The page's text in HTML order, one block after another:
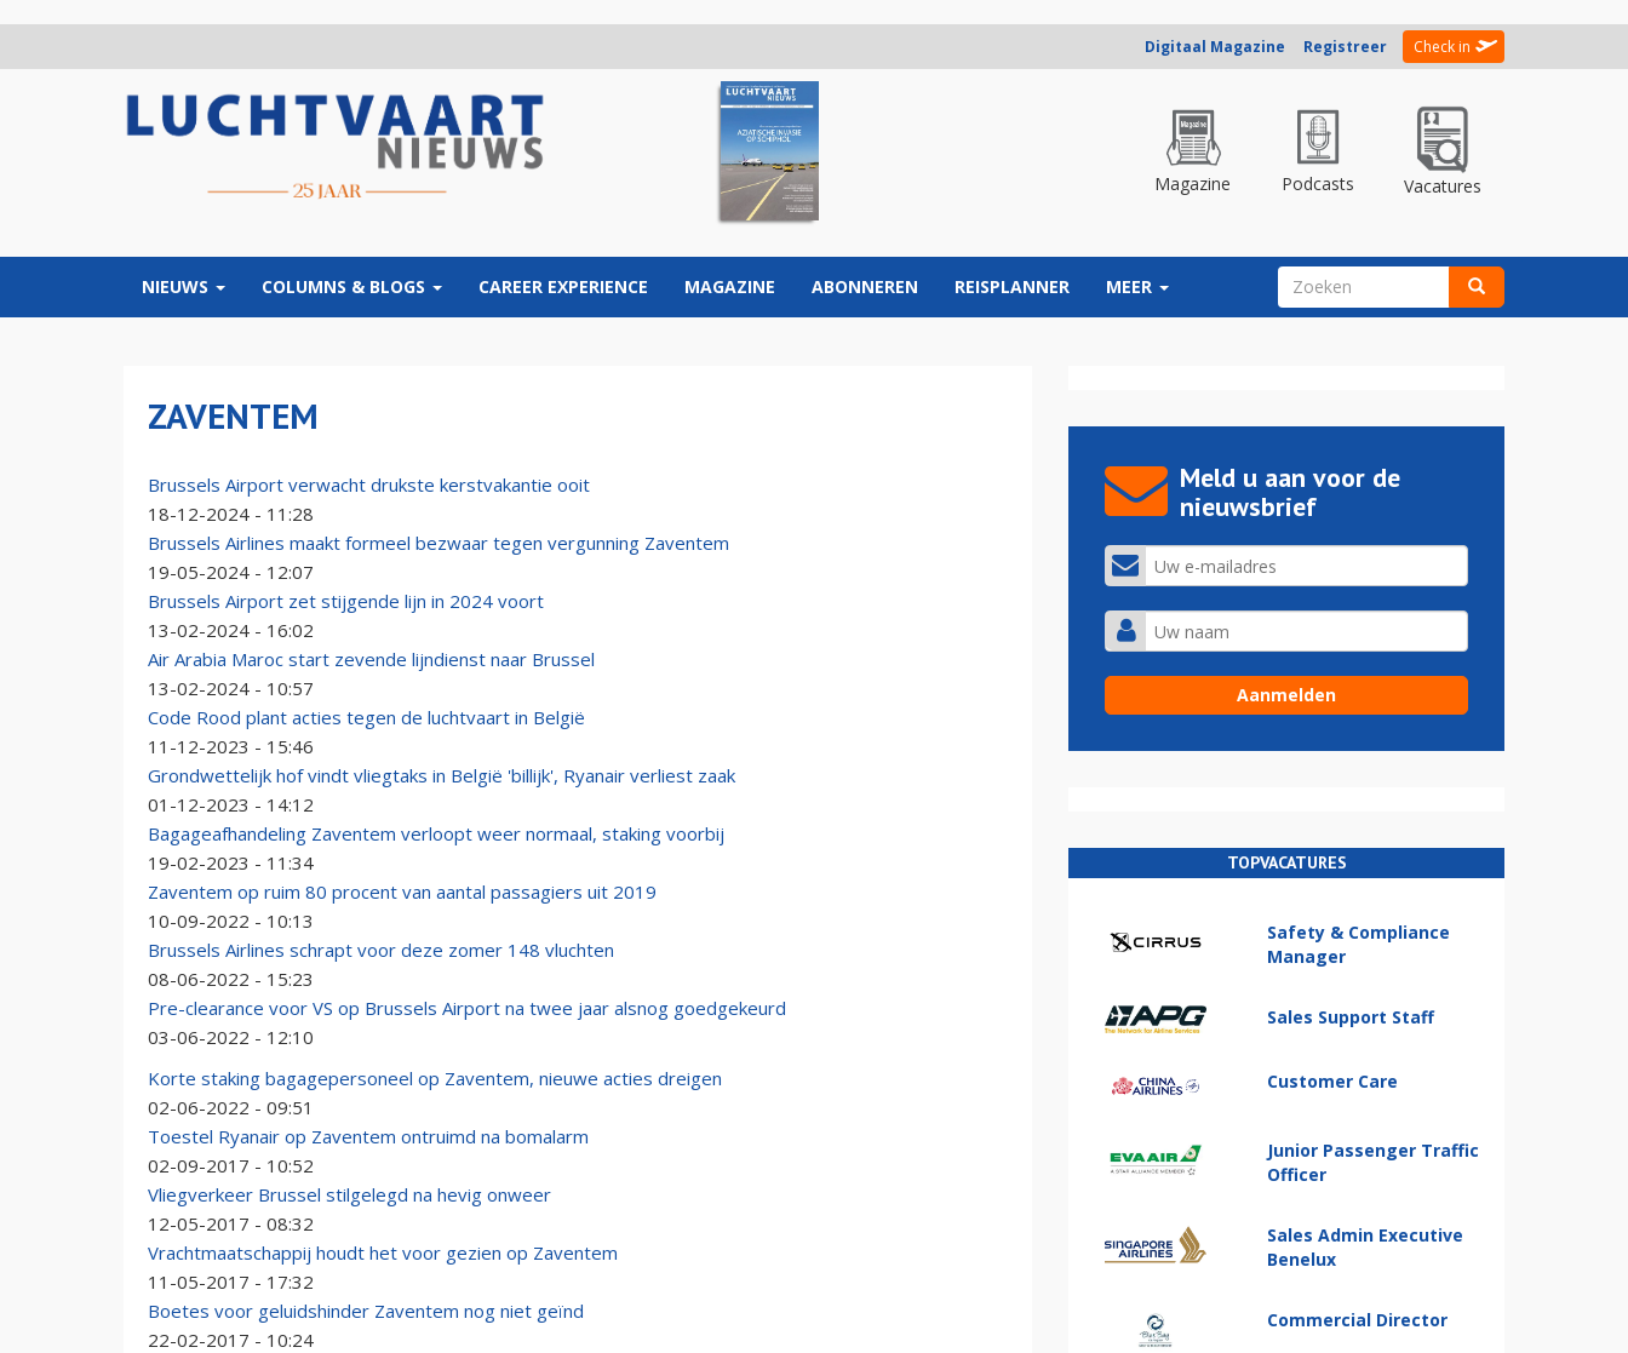
Digitaal Magazine Registreer Check in
Magazine Podcasts Vacatures
NIEUWS COLUMNS & BLOGS CAREER EXPERIENCE MAGAZINE ABONNEREN REISPLANNER MEER ZOEKVELD
ZAVENTEM
Brussels Airport verwacht drukste kerstvakantie ooit
18-12-2024 - 11:28
Brussels Airlines maakt formeel bezwaar tegen vergunning Zaventem
19-05-2024 - 12:07
Brussels Airport zet stijgende lijn in 2024 voort
13-02-2024 - 16:02
Air Arabia Maroc start zevende lijndienst naar Brussel
13-02-2024 - 10:57
Code Rood plant acties tegen de luchtvaart in België
11-12-2023 - 15:46
Grondwettelijk hof vindt vliegtaks in België 'billijk', Ryanair verliest zaak
01-12-2023 - 14:12
Bagageafhandeling Zaventem verloopt weer normaal, staking voorbij
19-02-2023 - 11:34
Zaventem op ruim 80 procent van aantal passagiers uit 2019
10-09-2022 - 10:13
Brussels Airlines schrapt voor deze zomer 148 vluchten
08-06-2022 - 15:23
Pre-clearance voor VS op Brussels Airport na twee jaar alsnog goedgekeurd
03-06-2022 - 12:10
Korte staking bagagepersoneel op Zaventem, nieuwe acties dreigen
02-06-2022 - 09:51
Toestel Ryanair op Zaventem ontruimd na bomalarm
02-09-2017 - 10:52
Vliegverkeer Brussel stilgelegd na hevig onweer
12-05-2017 - 08:32
Vrachtmaatschappij houdt het voor gezien op Zaventem
11-05-2017 - 17:32
Boetes voor geluidshinder Zaventem nog niet geïnd
22-02-2017 - 10:24
Meld u aan voor de
nieuwsbrief
TOPVACATURES
Safety & Compliance
Manager
Sales Support Staff
Customer Care
Junior Passenger Traffic
Officer
Sales Admin Executive
Benelux
Commercial Director